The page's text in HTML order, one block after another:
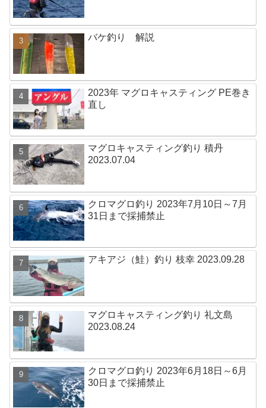
バケ釣り 解説
2023年 マグロキャスティング PE巻き
直し
マグロキャスティング釣り 積丹
2023.07.04
クロマグロ釣り 2023年7月10日～7月
31日まで採捕禁止
アキアジ（鮭）釣り 枝幸 2023.09.28
マグロキャスティング釣り 礼文島
2023.08.24
クロマグロ釣り 2023年6月18日～6月
30日まで採捕禁止